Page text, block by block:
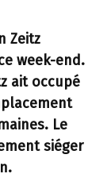
Zeitz
week-end.
ait occupé
Le
siéger